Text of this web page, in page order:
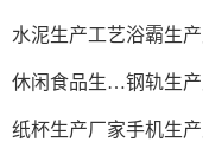
水泥生产工艺浴霸生
休闲食品生产线钢轨生
纸杯生产厂家手机生